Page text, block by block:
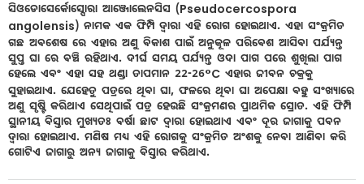
ସିଓଡୋସେର୍କୋସ୍ପୋରା ଆଞ୍ଜୋଲେନସିସ (Pseudocercospora
angolensis) ନାମକ ଏକ ଫିମ୍ପି ଦ୍ୱାରା ଏହି ରୋଗ ହୋଇଥାଏ. ଏହା ସଂକ୍ରମିତ
ଗଛ ଅବଶେଷ ରେ ଏହାର ଅଣୁ ବିକାଶ ପାଇଁ ଅନୁକୂଳ ପରିବେଶ ଆସିବା ପର୍ଯ୍ୟନ୍ତ
ସୁପ୍ତ ଘା ରେ ବଞ୍ଚି ରହିଥାଏ. ଦୀର୍ଘ ସମୟ ପର୍ଯ୍ୟନ୍ତ ଓଦା ପାଗ ପରେ ଶୁଖିଲା ପାଗ
ହେଲେ ଏବଂ ଏହା ସହ ଥଣ୍ଡା ତାପମାନ 22-26°C ଏହାର ଜୀବନ ଚକ୍ରକୁ
ସୁହାଇଥାଏ. ଯେହେତୁ ପତ୍ରରେ ଥିବା ଘା, ଫଳରେ ଥିବା ଘା ଅପେକ୍ଷା ବହୁ ସଂଖ୍ୟାରେ
ଅଣୁ ସୃଷ୍ଟି କରିଥାଏ ସେଥିପାଇଁ ପତ୍ର ହେଉଛି ସଂକ୍ରମଣର ପ୍ରାଥମିକ ସ୍ରୋତ. ଏହି ଫିମ୍ପି
ସ୍ଥାନୀୟ ବିସ୍ତାର ମୁଖ୍ୟତଃ ବର୍ଷା ଛାଟ ଦ୍ୱାରା ହୋଇଥାଏ ଏବଂ ଦୂର ଜାଗାକୁ ପବନ
ଦ୍ୱାରା ହୋଇଥାଏ. ମଣିଷ ମଧ୍ୟ ଏହି ରୋଗକୁ ସଂକ୍ରମିତ ଅଂଶକୁ ନେବା ଆଣିବା କରି
ଗୋଟିଏ ଜାଗାରୁ ଅନ୍ୟ ଜାଗାକୁ ବିସ୍ତାର କରିଥାଏ.